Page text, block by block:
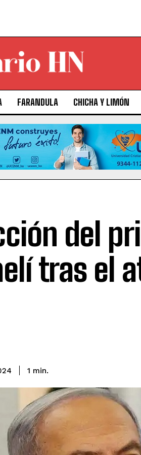
FARANDULA CHICHA Y LIMÓN
del
tras el
1 min.